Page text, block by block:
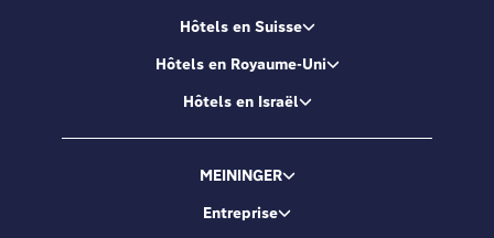
Hôtels en Suisse
Hôtels en Royaume-Uni
Hôtels en Israël
MEININGER
Entreprise